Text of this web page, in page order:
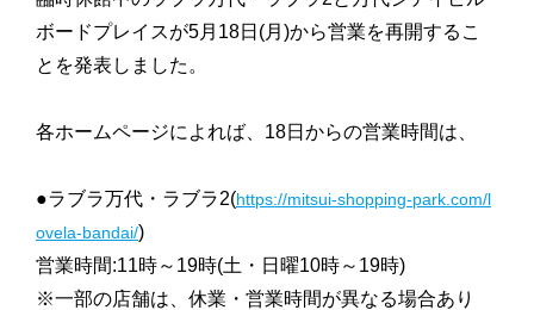
ボードプレイスが5月18日(月)から営業を再開するこ
とを発表しました。
各ホームページによれば、18日からの営業時間は、
●ラブラ万代・ラブラ2(https://mitsui-shopping-park.com/l
ovela-bandai/)
営業時間:11時～19時(土・日曜10時～19時)
※一部の店舗は、休業・営業時間が異なる場合あり